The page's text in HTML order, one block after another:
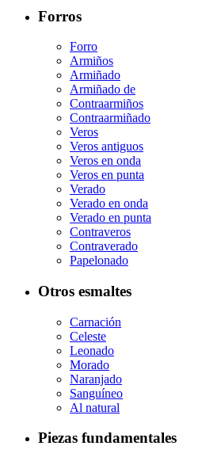
Forros
Forro
Armiños
Armiñado
Armiñado de
Contraarmiños
Contraarmiñado
Veros
Veros antiguos
Veros en onda
Veros en punta
Verado
Verado en onda
Verado en punta
Contraveros
Contraverado
Papelonado
Otros esmaltes
Carnación
Celeste
Leonado
Morado
Naranjado
Sanguíneo
Al natural
Piezas fundamentales